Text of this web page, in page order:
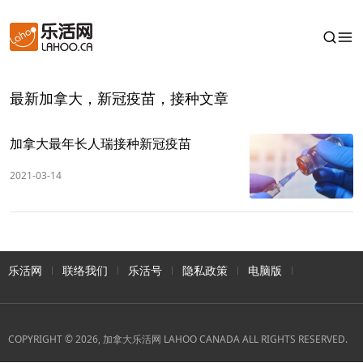
最新加拿大，新冠疫苗，接种文章
加拿大最年长人瑞接种新冠疫苗
2021-03-14
乐活网 联络我们 乐活号 隐私政策 电脑版
COPYRIGHT © 2026, 加拿大乐活网 LAHOO CANADA ALL RIGHTS RESERVED.